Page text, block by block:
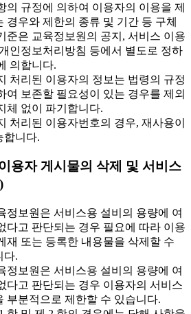
규정에 의하여 이용자의 이용을 제
경우와 제한의 종류 및 기간 등 구체
준은 교육정보원의 공지, 서비스 이용
인정보처리방침 등에서 별도로 정하
의합니다.
처리된 이용자의 정보는 법령의 규정
여 보존할 필요성이 있는 경우를 제외
체 없이 파기합니다.
처리된 이용자번호의 경우, 재사용이
합니다.
용자 게시물의 삭제 및 서비스
정보원은 서비스용 설비의 용량에 여
다고 판단되는 경우 필요에 따라 이용
재 또는 등록한 내용물을 삭제할 수
다.
정보원은 서비스용 설비의 용량에 여
다고 판단되는 경우 이용자의 서비스
부분적으로 제한할 수 있습니다.